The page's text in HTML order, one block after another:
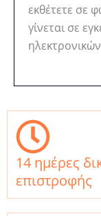
εκθέτετε σε
γίνεται σε
14 ημέρες
επιστροφής